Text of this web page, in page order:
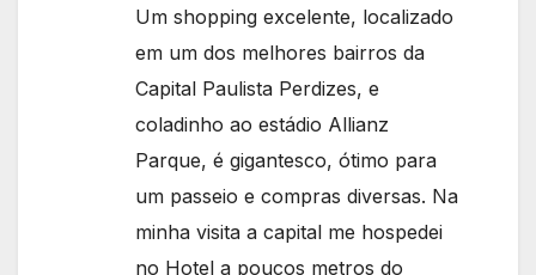
Um shopping excelente, localizado
em um dos melhores bairros da
Capital Paulista Perdizes, e
coladinho ao estádio Allianz
Parque, é gigantesco, ótimo para
um passeio e compras diversas. Na
minha visita a capital me hospedei
no Hotel a poucos metros do